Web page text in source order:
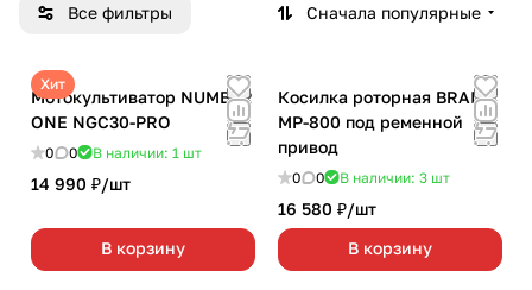
Все фильтры Сначала популярные
Хит
Мотокультиватор NUMBER
ONE NGC30-PRO
0 0 В наличии: 1 шт
14 990 ₽/шт
В корзину
Косилка роторная BRAIT
MР-800 под ременной
привод
0 0 В наличии: 3 шт
16 580 ₽/шт
В корзину